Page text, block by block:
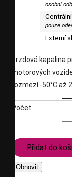
osobní
pouze
Externí
brzdová kapalina
motorových
rozmezí -50°C až
Počet
Přidat do